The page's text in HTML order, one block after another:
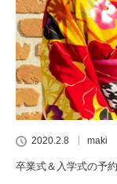
2020.2.8 maki
卒業式＆入学式の予